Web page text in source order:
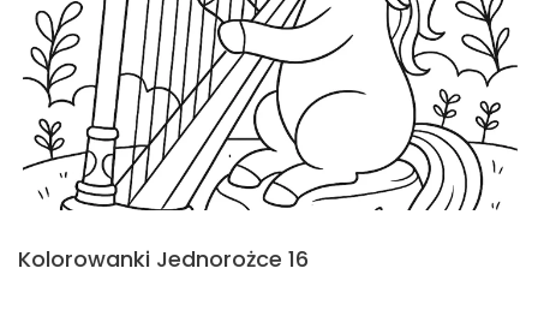
Kolorowanki Jednorożce 16